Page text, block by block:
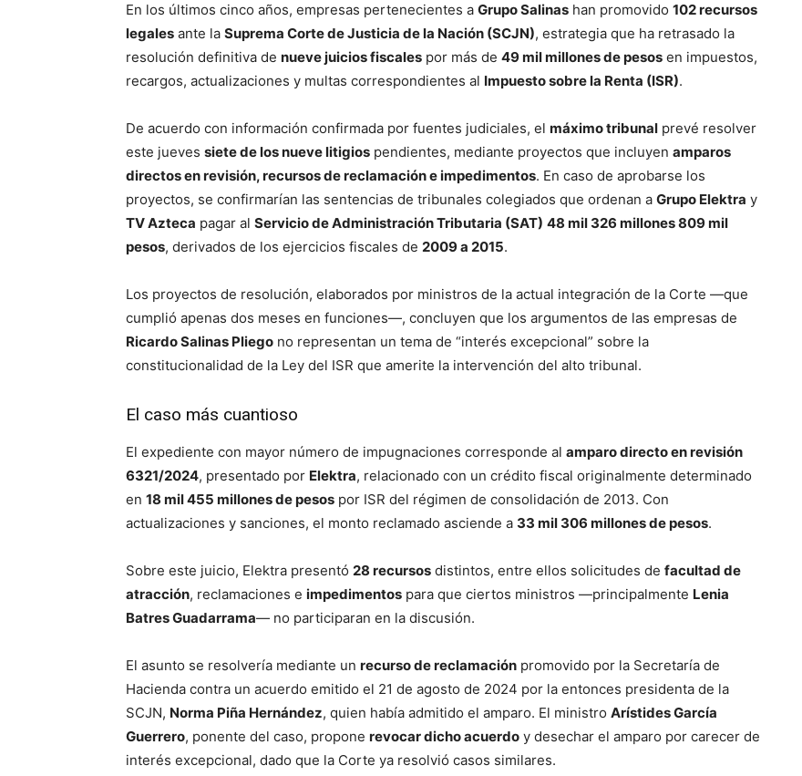
En los últimos cinco años, empresas pertenecientes a Grupo Salinas han promovido 102 recursos
legales ante la Suprema Corte de Justicia de la Nación (SCJN), estrategia que ha retrasado la
resolución definitiva de nueve juicios fiscales por más de 49 mil millones de pesos en impuestos,
recargos, actualizaciones y multas correspondientes al Impuesto sobre la Renta (ISR).
De acuerdo con información confirmada por fuentes judiciales, el máximo tribunal prevé resolver
este jueves siete de los nueve litigios pendientes, mediante proyectos que incluyen amparos
directos en revisión, recursos de reclamación e impedimentos. En caso de aprobarse los
proyectos, se confirmarían las sentencias de tribunales colegiados que ordenan a Grupo Elektra y
TV Azteca pagar al Servicio de Administración Tributaria (SAT) 48 mil 326 millones 809 mil
pesos, derivados de los ejercicios fiscales de 2009 a 2015.
Los proyectos de resolución, elaborados por ministros de la actual integración de la Corte —que
cumplió apenas dos meses en funciones—, concluyen que los argumentos de las empresas de
Ricardo Salinas Pliego no representan un tema de “interés excepcional” sobre la
constitucionalidad de la Ley del ISR que amerite la intervención del alto tribunal.
El caso más cuantioso
El expediente con mayor número de impugnaciones corresponde al amparo directo en revisión
6321/2024, presentado por Elektra, relacionado con un crédito fiscal originalmente determinado
en 18 mil 455 millones de pesos por ISR del régimen de consolidación de 2013. Con
actualizaciones y sanciones, el monto reclamado asciende a 33 mil 306 millones de pesos.
Sobre este juicio, Elektra presentó 28 recursos distintos, entre ellos solicitudes de facultad de
atracción, reclamaciones e impedimentos para que ciertos ministros —principalmente Lenia
Batres Guadarrama— no participaran en la discusión.
El asunto se resolvería mediante un recurso de reclamación promovido por la Secretaría de
Hacienda contra un acuerdo emitido el 21 de agosto de 2024 por la entonces presidenta de la
SCJN, Norma Piña Hernández, quien había admitido el amparo. El ministro Arístides García
Guerrero, ponente del caso, propone revocar dicho acuerdo y desechar el amparo por carecer de
interés excepcional, dado que la Corte ya resolvió casos similares.